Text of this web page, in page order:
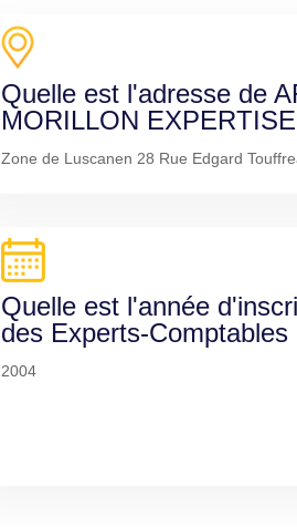
Quelle est l'adresse de
MORILLON
Zone de Luscanen 28 Rue Edgard
Quelle est l'année
des Experts-Comptables
2004